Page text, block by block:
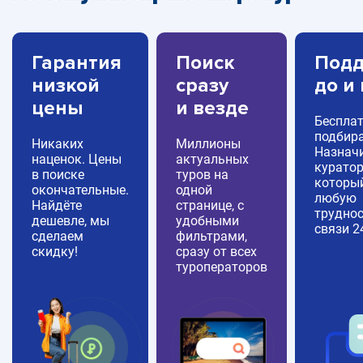
Гарантия
низкой
цены
Никаких
наценок. Цены
в поиске
окончательные.
Найдёте
дешевле, мы
сделаем
скидку!
Поиск
сразу
и везде
Миллионы
актуальных
туров на
одной
странице, с
удобными
фильтрами,
сразу от всех
туроператоров
до и
любую
связи